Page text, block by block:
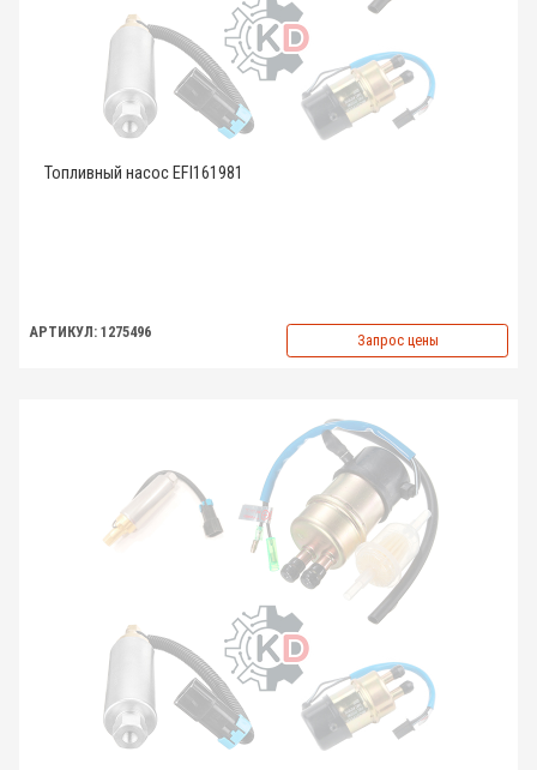
Топливный насос EFI161981
АРТИКУЛ: 1275496 Запрос цены